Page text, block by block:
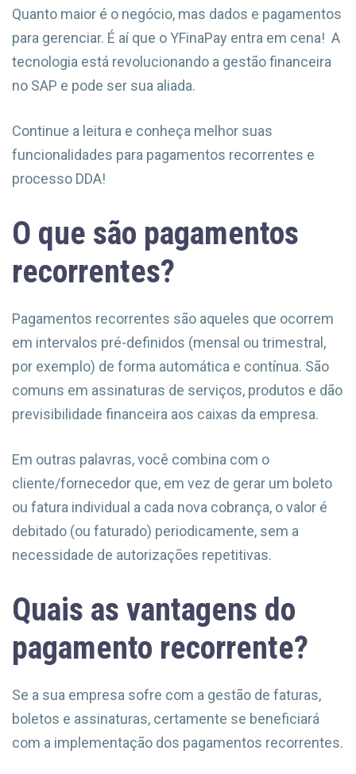
Quanto maior é o negócio, mas dados e pagamentos
para gerenciar. É aí que o YFinaPay entra em cena! A
tecnologia está revolucionando a gestão financeira
no SAP e pode ser sua aliada.
Continue a leitura e conheça melhor suas
funcionalidades para pagamentos recorrentes e
processo DDA!
O que são pagamentos
recorrentes?
Pagamentos recorrentes são aqueles que ocorrem
em intervalos pré-definidos (mensal ou trimestral,
por exemplo) de forma automática e contínua. São
comuns em assinaturas de serviços, produtos e dão
previsibilidade financeira aos caixas da empresa.
Em outras palavras, você combina com o
cliente/fornecedor que, em vez de gerar um boleto
ou fatura individual a cada nova cobrança, o valor é
debitado (ou faturado) periodicamente, sem a
necessidade de autorizações repetitivas.
Quais as vantagens do
pagamento recorrente?
Se a sua empresa sofre com a gestão de faturas,
boletos e assinaturas, certamente se beneficiará
com a implementação dos pagamentos recorrentes.